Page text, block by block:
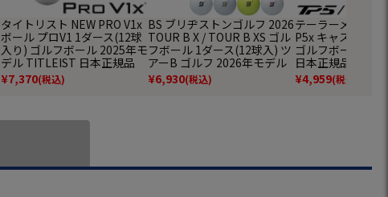
タイトリスト NEW PRO V1x
ボール プロV1 1ダース(12球
入り) ゴルフボール 2025年モ
デル TITLEIST 日本正規品
¥7,370(税込)
BS ブリヂストンゴルフ 2026
TOUR B X / TOUR B XS ゴル
フボール 1ダース(12球入) ツ
アーB ゴルフ 2026年モデル
BRIDGESTONE GOLF 日本
正規品
¥6,930(税込)
テーラーメイド
P5x キャストウ
ゴルフボール 1ダ
日本正規品
¥4,959(税込)